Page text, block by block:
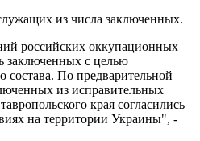
из числа заключенных.
российских оккупационных
заключенных с целью
состава. По предварительной
из исправительных
края согласились
на территории Украины", -